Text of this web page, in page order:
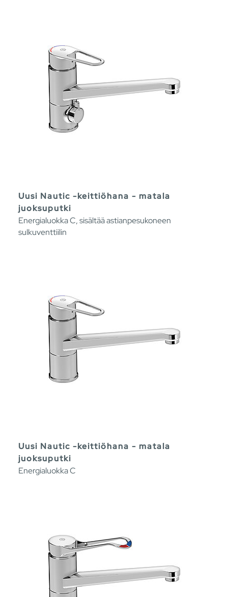
Uusi Nautic -keittiöhana - matala
juoksuputki
Energialuokka C, sisältää astianpesukoneen
sulkuventtiilin
Uusi Nautic -keittiöhana - matala
juoksuputki
Energialuokka C